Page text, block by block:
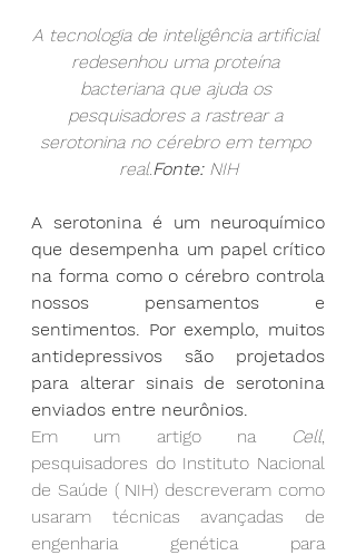
A tecnologia de inteligência artificial
redesenhou uma proteína
bacteriana que ajuda os
pesquisadores a rastrear a
serotonina no cérebro em tempo
real. Fonte: NIH
A serotonina é um neuroquímico
que desempenha um papel crítico
na forma como o cérebro controla
nossos pensamentos e
sentimentos. Por exemplo, muitos
antidepressivos são projetados
para alterar sinais de serotonina
enviados entre neurônios.
Em um artigo na
Cell,
pesquisadores do Instituto Nacional
de Saúde ( NIH) descreveram como
usaram técnicas avançadas de
engenharia genética para